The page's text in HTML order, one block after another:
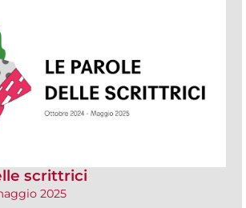
scrittrici
2025